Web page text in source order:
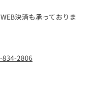
決済も承っておりま
834-2806